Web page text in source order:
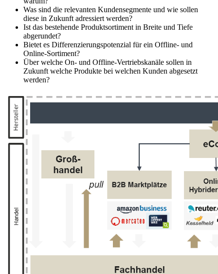
Was sind die relevanten Kundensegmente und wie sollen
diese in Zukunft adressiert werden?
Ist das bestehende Produktsortiment in Breite und Tiefe
abgerundet?
Bietet es Differenzierungspotenzial für ein Offline- und
Online-Sortiment?
Über welche On- und Offline-Vertriebskanäle sollen in
Zukunft welche Produkte bei welchen Kunden abgesetzt
werden?